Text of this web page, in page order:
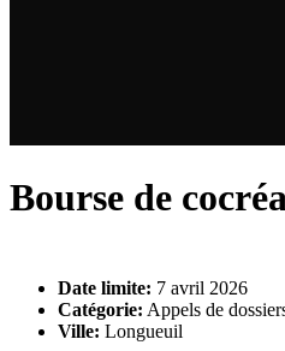
Bourse de
Date limite: 7 avril 2026
Catégorie: Appels de
Ville: Longueuil